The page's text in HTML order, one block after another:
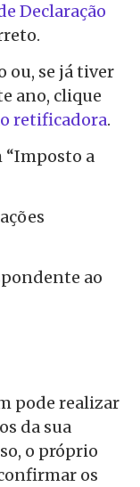
Declaração
ou, se já tiver
ano, clique
retificadora.
“Imposto a
ao
pode realizar
da sua
o próprio
os